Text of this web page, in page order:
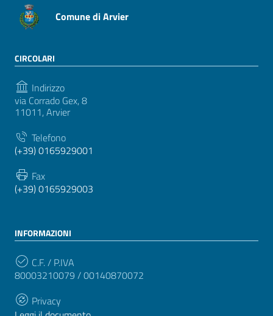
Comune di Arvier
CIRCOLARI
Indirizzo
via Corrado Gex, 8
11011, Arvier
Telefono
(+39) 0165929001
Fax
(+39) 0165929003
INFORMAZIONI
C.F. / P.IVA
80003210079 / 00140870072
Privacy